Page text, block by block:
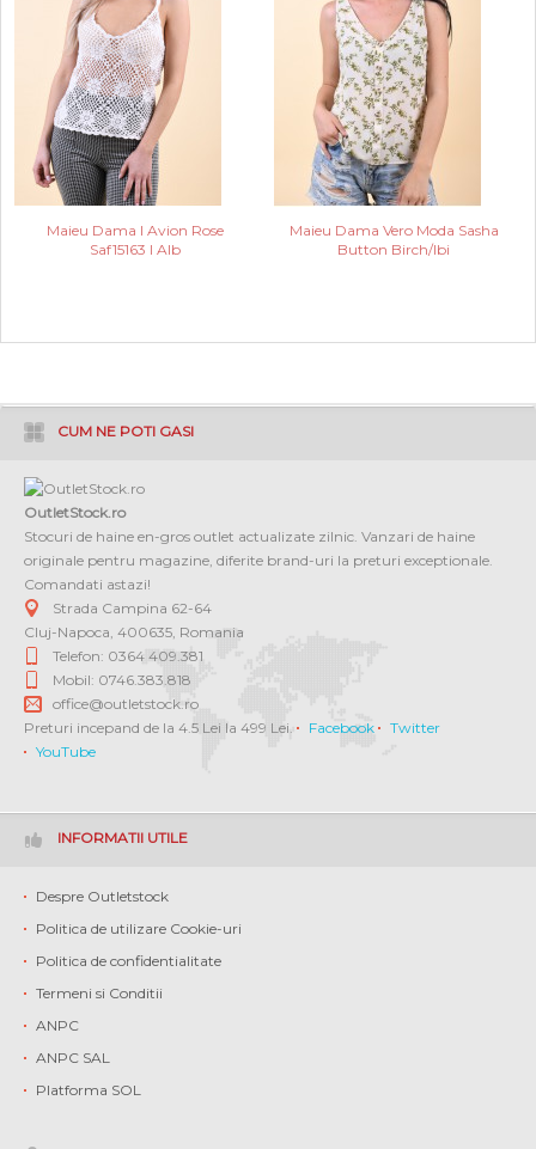
Maieu Dama I Avion Rose
Saf15163 I Alb
Maieu Dama Vero Moda Sasha
Button Birch/Ibi
CUM NE POTI GASI
OutletStock.ro
Stocuri de haine en-gros outlet actualizate zilnic. Vanzari de haine
originale pentru magazine, diferite brand-uri la preturi exceptionale.
Comandati astazi!
Strada Campina 62-64
Cluj-Napoca 400635 Romania
Telefon: 0364 409.381
Mobil: 0746.383.818
office@outletstock.ro
Preturi incepand de la 4.5 Lei la 499 Lei.
Facebook
Twitter
YouTube
INFORMATII UTILE
Despre Outletstock
Politica de utilizare Cookie-uri
Politica de confidentialitate
Termeni si Conditii
ANPC
ANPC SAL
Platforma SOL